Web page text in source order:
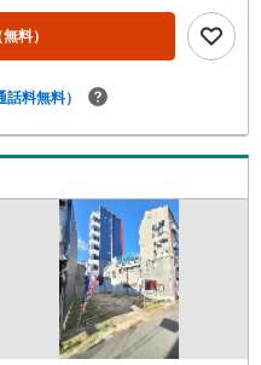
無料）
話料無料）